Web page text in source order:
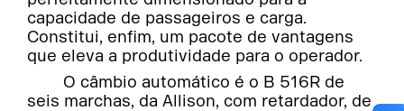
capacidade de passageiros e carga.
Constitui, enfim, um pacote de vantagens
que eleva a produtividade para o operador.
O câmbio automático é o B 516R de
seis marchas, da Allison, com retardador, de